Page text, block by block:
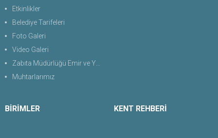
Etkinlikler
Belediye Tarifeleri
Foto Galeri
Video Galeri
Zabıta Müdürlüğü Emir ve Yasaklar Uygulama Yönetmeliği 2026
Muhtarlarımız
BİRİMLER KENT REHBERİ